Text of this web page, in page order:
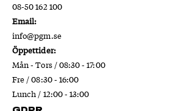
08-50 162 100
Email:
info@pgm.se
Öppettider:
Mån - Tors / 08:30 - 17:00
Fre / 08:30 - 16:00
Lunch / 12:00 - 13:00